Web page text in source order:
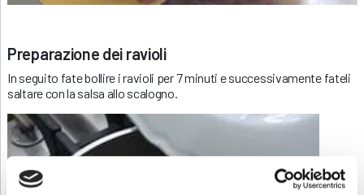
Preparazione dei ravioli
In seguito fate bollire i ravioli per 7 minuti e successivamente fateli
saltare con la salsa allo scalogno.